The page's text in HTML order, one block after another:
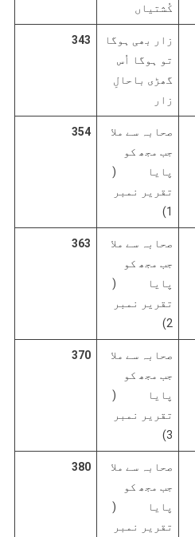
کُشتیاں
زار بھی ہوگا
تو ہوگا اُس
گھڑی باحالِ
زار
343
صحابہ سے ملا
جب مجھ کو
پایا (
تقریر نمبر
1)
354
صحابہ سے ملا
جب مجھ کو
پایا (
تقریر نمبر
2)
363
صحابہ سے ملا
جب مجھ کو
پایا (
تقریر نمبر
3)
370
صحابہ سے ملا
جب مجھ کو
پایا (
تقریر نمبر
380